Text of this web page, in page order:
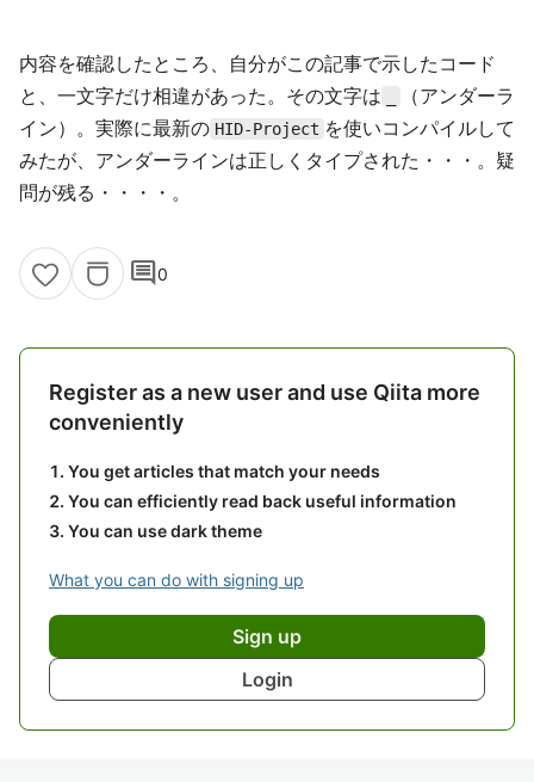
内容を確認したところ、自分がこの記事で示したコード
と、一文字だけ相違があった。その文字は
（アンダーラ
イン）。実際に最新の HID-Project を使いコンパイルして
みたが、アンダーラインは正しくタイプされた・・・。疑
問が残る・・・・。
comment0
Register as a new user and use Qiita more
conveniently
You get articles that match your needs
You can efficiently read back useful information
You can use dark theme
What you can do with signing up
Sign up
Login